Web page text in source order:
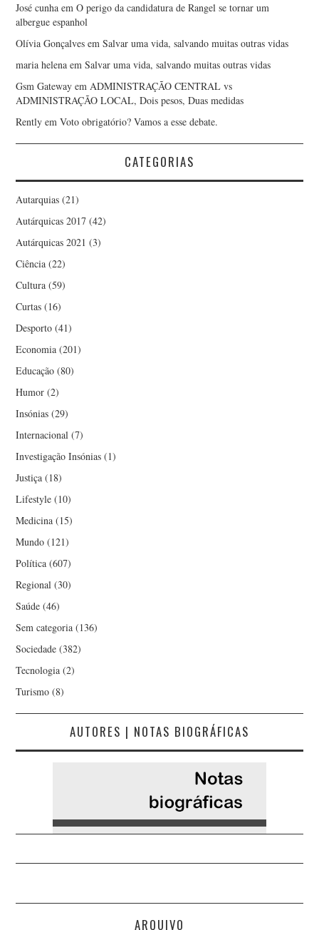
José cunha emO perigo da candidatura de Rangel se tornar um
albergue espanhol
Olívia Gonçalves emSalvar uma vida, salvando muitas outras vidas
maria helena emSalvar uma vida, salvando muitas outras vidas
Gsm Gateway emADMINISTRAÇÃO CENTRAL vs
ADMINISTRAÇÃO LOCAL, Dois pesos, Duas medidas
Rently emVoto obrigatório? Vamos a esse debate.
CATEGORIAS
Autarquias (21)
Autárquicas 2017 (42)
Autárquicas 2021 (3)
Ciência (22)
Cultura (59)
Curtas (16)
Desporto (41)
Economia (201)
Educação (80)
Humor (2)
Insónias (29)
Internacional (7)
Investigação Insónias (1)
Justiça (18)
Lifestyle (10)
Medicina (15)
Mundo (121)
Política (607)
Regional (30)
Saúde (46)
Sem categoria (136)
Sociedade (382)
Tecnologia (2)
Turismo (8)
AUTORES | NOTAS BIOGRÁFICAS
ARQUIVO